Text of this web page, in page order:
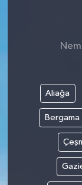
Aliağa
Bergama
Finans
GENEL
GÜNDEM